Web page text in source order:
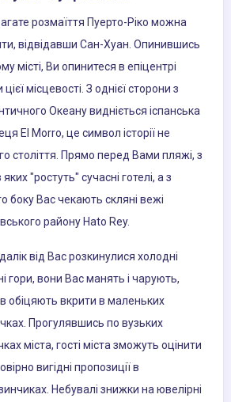
розмаїття Пуерто-Ріко можна
відвідавши Сан-Хуан. Опинившись
місті, Ви опинитеся в епіцентрі
цієї місцевості. З однієї сторони з
Океану видніється іспанська
El Morro, це символ історії не
століття. Прямо перед Вами пляжі, з
яких "ростуть" сучасні готелі, а з
боку Вас чекають скляні вежі
району Hato Rey.
від Вас розкинулися холодні
гори, вони Вас манять і чарують,
обіцяють вкрити в маленьких
Прогулявшись по вузьких
міста, гості міста зможуть оцінити
вигідні пропозиції в
Небувалі знижки на ювелірні